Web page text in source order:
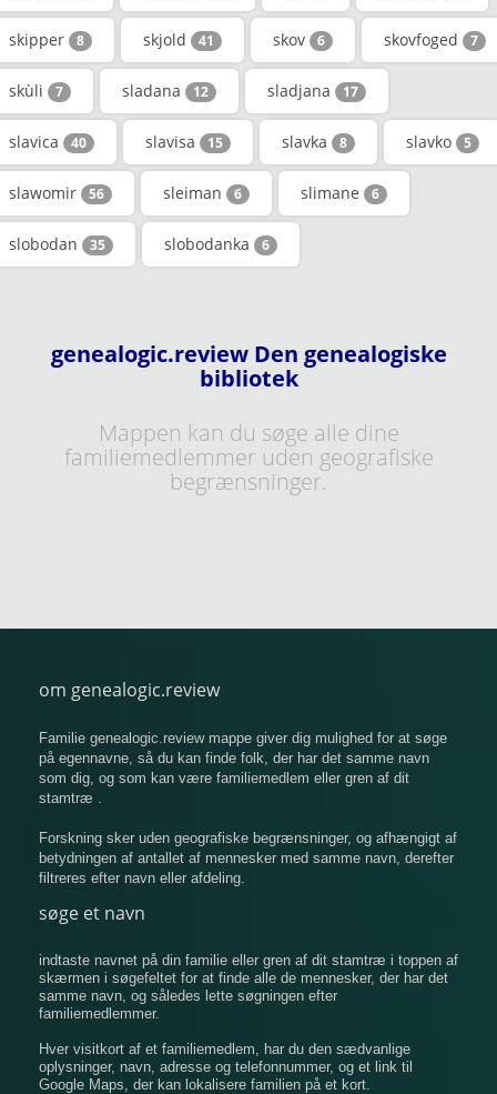
skipper 8 skjold 41 skov 6 skovfoged 7
skùli 7 sladana 12 sladjana 17
slavica 40 slavisa 15 slavka 8 slavko 5
slawomir 56 sleiman 6 slimane 6
slobodan 35 slobodanka 6
genealogic.review Den genealogiske
bibliotek
Mappen kan du søge alle dine
familiemedlemmer uden geografiske
begrænsninger.
om genealogic.review
Familie genealogic.review mappe giver dig mulighed for at søge
på egennavne, så du kan finde folk, der har det samme navn
som dig, og som kan være familiemedlem eller gren af ​​dit
stamtræ .
Forskning sker uden geografiske begrænsninger, og afhængigt af
betydningen af ​​antallet af mennesker med samme navn, derefter
filtreres efter navn eller afdeling.
søge et navn
indtaste navnet på din familie eller gren af ​​dit stamtræ i toppen af
​​skærmen i søgefeltet for at finde alle de mennesker, der har det
samme navn, og således lette søgningen efter
familiemedlemmer.
Hver visitkort af et familiemedlem, har du den sædvanlige
oplysninger, navn, adresse og telefonnummer, og et link til
Google Maps, der kan lokalisere familien på et kort.